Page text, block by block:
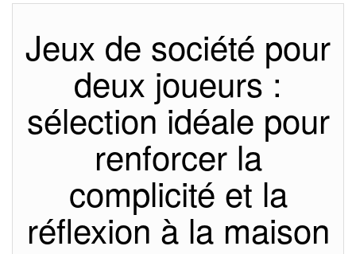
Jeux de société pour
deux joueurs :
sélection idéale pour
renforcer la
complicité et la
réflexion à la maison